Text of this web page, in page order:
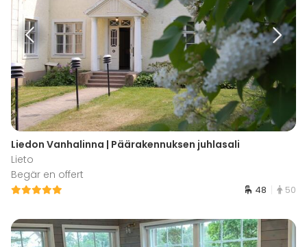
Liedon Vanhalinna | Päärakennuksen juhlasali
Lieto
Begär en offert
48 50